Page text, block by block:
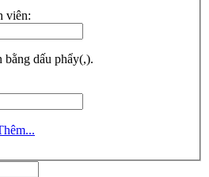
viên:
bằng dấu phẩy(,).